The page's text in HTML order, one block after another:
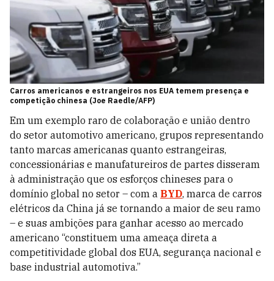
Carros americanos e estrangeiros nos EUA temem presença e
competição chinesa (Joe Raedle/AFP)
Em um exemplo raro de colaboração e união dentro
do setor automotivo americano, grupos representando
tanto marcas americanas quanto estrangeiras,
concessionárias e manufatureiros de partes disseram
à administração que os esforços chineses para o
domínio global no setor – com a BYD, marca de carros
elétricos da China já se tornando a maior de seu ramo
– e suas ambições para ganhar acesso ao mercado
americano “constituem uma ameaça direta a
competitividade global dos EUA, segurança nacional e
base industrial automotiva.”